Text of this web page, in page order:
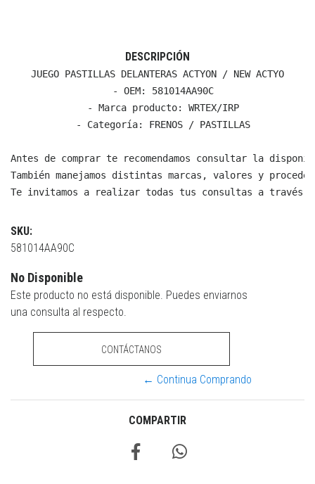
DESCRIPCIÓN
JUEGO PASTILLAS DELANTERAS ACTYON / NEW ACTYO
  - OEM: 581014AA90C
  - Marca producto: WRTEX/IRP
  - Categoría: FRENOS / PASTILLAS
Antes de comprar te recomendamos consultar la
También manejamos distintas marcas, valores y
Te invitamos a realizar todas tus consultas a través
SKU:
581014AA90C
No Disponible
Este producto no está disponible. Puedes enviarnos
una consulta al respecto.
CONTÁCTANOS
← Continua Comprando
COMPARTIR